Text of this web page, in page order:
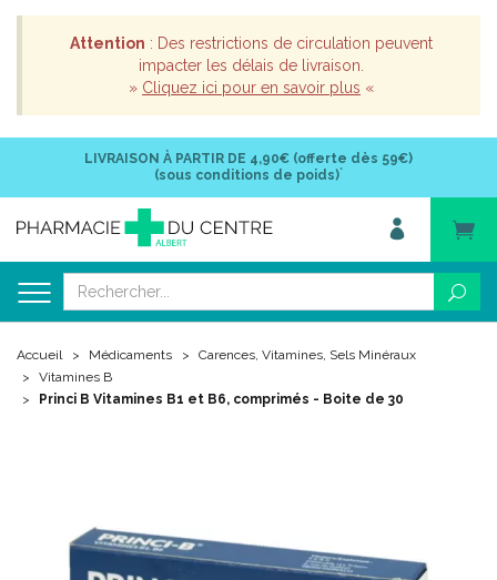
Attention : Des restrictions de circulation peuvent
impacter les délais de livraison.
» Cliquez ici pour en savoir plus «
LIVRAISON À PARTIR DE 4,90€ (offerte dès 59€)
(sous conditions de poids)*
Accueil Médicaments
Carences, Vitamines, Sels Minéraux
Vitamines B
Princi B Vitamines B1 et B6, comprimés - Boite de 30